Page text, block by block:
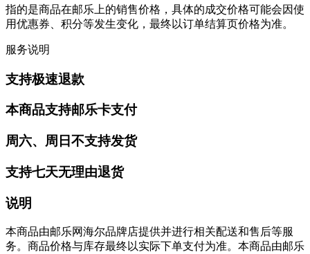
指的是商品在邮乐上的销售价格，具体的成交价格可能会因使
用优惠券、积分等发生变化，最终以订单结算页价格为准。
服务说明
支持极速退款
本商品支持邮乐卡支付
周六、周日不支持发货
支持七天无理由退货
说明
本商品由邮乐网海尔品牌店提供并进行相关配送和售后等服
务。商品价格与库存最终以实际下单支付为准。本商品由邮乐